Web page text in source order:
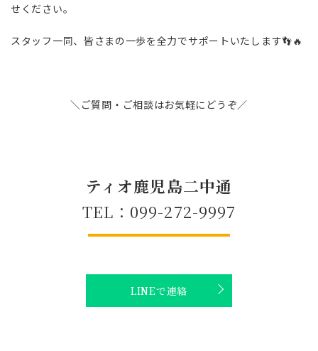
せください。
スタッフ一同、皆さまの一歩を全力でサポートいたします👣🔥
＼ご質問・ご相談はお気軽にどうぞ／
ティオ鹿児島二中通
TEL：099-272-9997
LINEで連絡